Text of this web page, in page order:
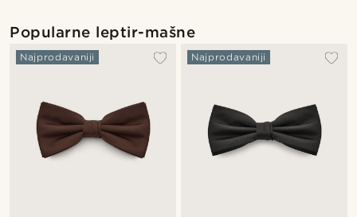
Popularne leptir-mašne
Najprodavaniji Najprodavaniji